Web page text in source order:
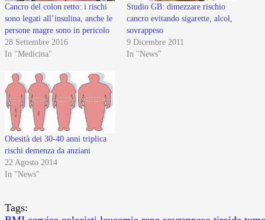
Cancro del colon retto: i rischi
sono legati all’insulina, anche le
persone magre sono in pericolo
28 Settembre 2016
In "Medicina"
Studio GB: dimezzare rischio
cancro evitando sigarette, alcol,
sovrappeso
9 Dicembre 2011
In "News"
Obesità dei 30-40 anni triplica
rischi demenza da anziani
22 Agosto 2014
In "News"
Tags: